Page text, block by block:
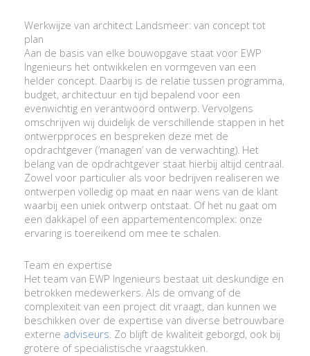
Werkwijze van architect Landsmeer: van concept tot
plan
Aan de basis van elke bouwopgave staat voor EWP
Ingenieurs het ontwikkelen en vormgeven van een
helder concept. Daarbij is de relatie tussen programma,
budget, architectuur en tijd bepalend voor een
evenwichtig en verantwoord ontwerp. Vervolgens
omschrijven wij duidelijk de verschillende stappen in het
ontwerpproces en bespreken deze met de
opdrachtgever (‘managen’ van de verwachting). Het
belang van de opdrachtgever staat hierbij altijd centraal.
Zowel voor particulier als voor bedrijven realiseren we
ontwerpen volledig op maat en naar wens van de klant
waarbij een uniek ontwerp ontstaat. Of het nu gaat om
een dakkapel of een appartementencomplex: onze
ervaring is toereikend om mee te schalen.
Team en expertise
Het team van EWP Ingenieurs bestaat uit deskundige en
betrokken medewerkers. Als de omvang of de
complexiteit van een project dit vraagt, dan kunnen we
beschikken over de expertise van diverse betrouwbare
externe adviseurs. Zo blijft de kwaliteit geborgd, ook bij
grotere of specialistische vraagstukken.